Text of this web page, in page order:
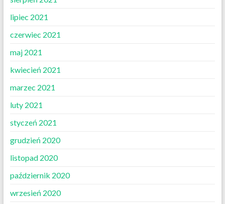
lipiec 2021
czerwiec 2021
maj 2021
kwiecień 2021
marzec 2021
luty 2021
styczeń 2021
grudzień 2020
listopad 2020
październik 2020
wrzesień 2020